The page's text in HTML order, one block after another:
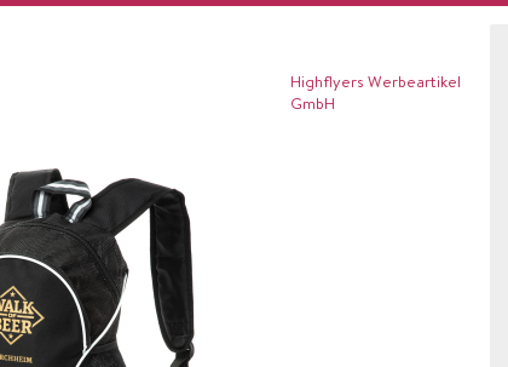
Highflyers Werbeartikel
GmbH